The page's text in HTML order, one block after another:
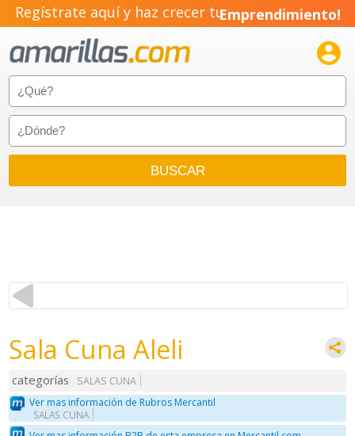
Regístrate aquí y haz crecer tuEmprendimiento!

Sala Cuna Aleli
categorías
SALAS CUNA
Ver mas información de Rubros Mercantil
SALAS CUNA